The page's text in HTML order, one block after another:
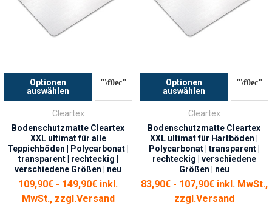
Optionen
auswählen
Cleartex
Bodenschutzmatte Cleartex
XXL ultimat für alle
Teppichböden | Polycarbonat |
transparent | rechteckig |
verschiedene Größen | neu
109,90€ - 149,90€ inkl.
MwSt., zzgl.Versand
Optionen
auswählen
Cleartex
Bodenschutzmatte Cleartex
XXL ultimat für Hartböden |
Polycarbonat | transparent |
rechteckig | verschiedene
Größen | neu
83,90€ - 107,90€ inkl. MwSt.,
zzgl.Versand